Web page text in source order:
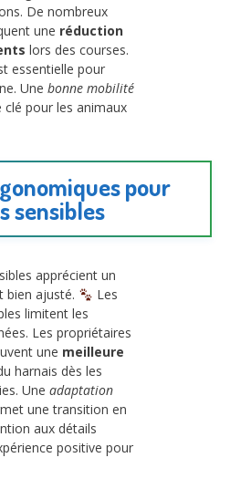
De nombreux
une réduction
lors des courses.
essentielle pour
Une bonne mobilité
pour les animaux
pour
sensibles
apprécient un
bien ajusté.
Les
limitent les
Les propriétaires
une meilleure
harnais dès les
Une adaptation
une transition en
aux détails
positive pour